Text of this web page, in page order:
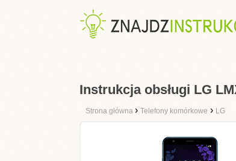
Instrukcja obsługi LG
Strona główna › Telefony komórkowe › LG